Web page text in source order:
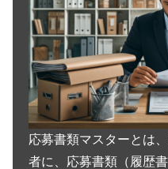
応募書類マスターとは
者に、応募書類（履歴